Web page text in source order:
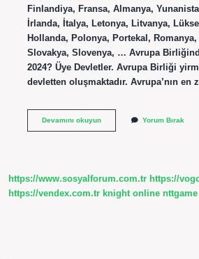
Finlandiya, Fransa, Almanya,
İrlanda, İtalya, Letonya, Litvanya,
Hollanda, Polonya, Portekal, Romanya,
Slovakya, Slovenya, … Avrupa
2024? Üye Devletler. Avrupa Birliği
devletten oluşmaktadır. Avrupa’nın en
Devamını okuyunAvrupa
Yorum Bırak
https://www.sosyalforum.com.tr https://
https://vendex.com.tr knight online nttgame